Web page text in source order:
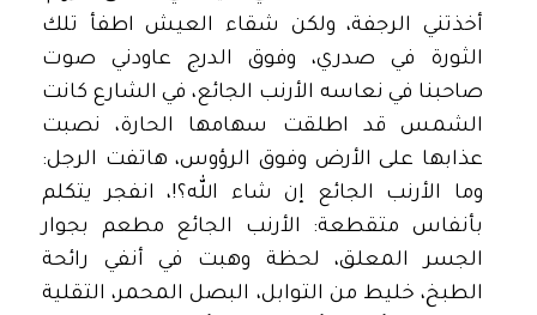
أخذتني الرجفة، ولكن شقاء العيش اطفأ تلك
الثورة في صدري، وفوق الدرج عاودني صوت
صاحبنا في نعاسه الأرنب الجائع، في الشارع كانت
الشمس قد اطلقت سهامها الحارة، نصبت
عذابها على الأرض وفوق الرؤوس، هاتفت الرجل:
وما الأرنب الجائع إن شاء الله؟!، انفجر يتكلم
بأنفاس متقطعة: الأرنب الجائع مطعم بجوار
الجسر المعلق، لحظة وهبت في أنفي رائحة
الطبخ، خليط من التوابل، البصل المحمر، التقلية